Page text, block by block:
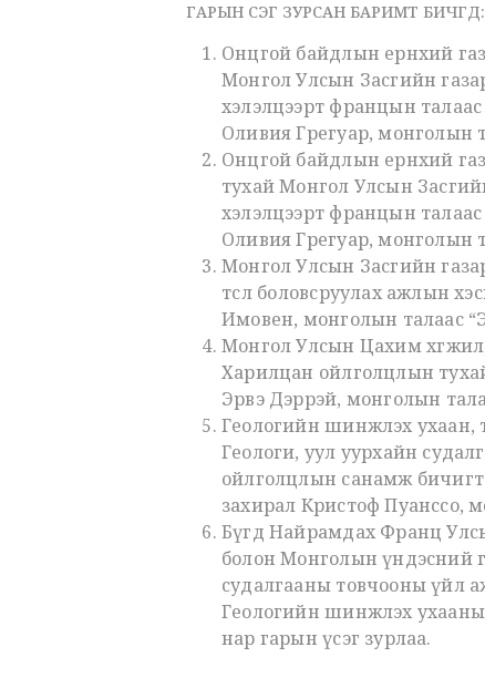
ГАРЫН ҮСЭГ ЗУРСАН БАРИМТ БИЧГҮҮД:
Онцгой байдлын ерөнхий
Монгол Улсын Засгийн
хэлэлцээрт францын
Оливия Грегуар, монголын
Онцгой байдлын ерөнхий
тухай Монгол Улсын
хэлэлцээрт францын
Оливия Грегуар, монголын
Монгол Улсын Засгийн
төсөл боловсруулах ажлын
Имовен, монголын талаас
Монгол Улсын Цахим
Харилцан ойлголцлын
Эрвэ Дэррэй, монголын
Геологийн шинжлэх ухаан,
Геологи, уул уурхайн
ойлголцлын санамж
захирал Кристоф Пуанссо,
Бүгд Найрамдах Франц
болон Монголын үндэсний
судалгааны товчооны үйл
Геологийн шинжлэх ухааны
нар гарын үсэг зурлаа.